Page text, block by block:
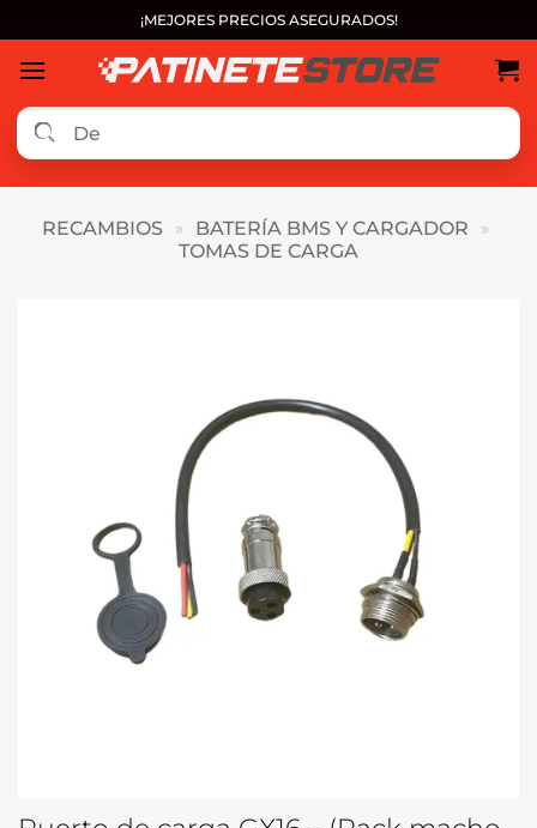
al
contenido
¡MEJORES PRECIOS ASEGURADOS!
RECAMBIOS » BATERÍA BMS Y CARGADOR
»
TOMAS DE CARGA